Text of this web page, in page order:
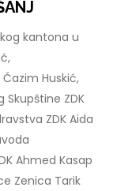
kantona u
Huskić,
ZDK
ZDK Aida
Ahmed Kasap
Zenica Tarik